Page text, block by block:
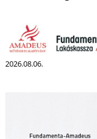
2026.08.06.